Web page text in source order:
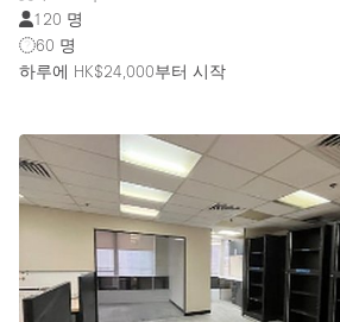
120 명
60 명
하루에 HK$24,000부터 시작